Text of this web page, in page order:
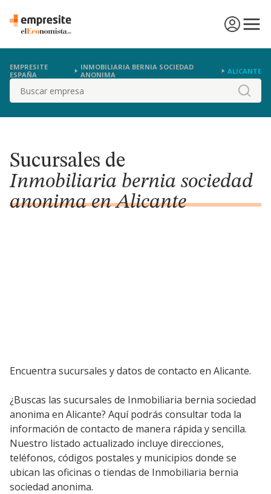
EMPRESITE
ESPAÑA
INMOBILIARIA BERNIA SOCIEDAD
ANONIMA
ALICANTE
Buscar
Sucursales de
Inmobiliaria bernia sociedad
anonima en Alicante
Encuentra sucursales y datos de contacto en Alicante.
¿Buscas las sucursales de Inmobiliaria bernia sociedad
anonima en Alicante? Aquí podrás consultar toda la
información de contacto de manera rápida y sencilla.
Nuestro listado actualizado incluye direcciones,
teléfonos, códigos postales y municipios donde se
ubican las oficinas o tiendas de Inmobiliaria bernia
sociedad anonima.